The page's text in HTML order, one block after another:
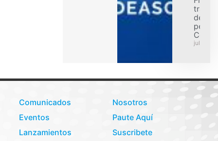
de
julio 31,
Comunicados
Eventos
Lanzamientos
Nosotros
Paute Aquí
Suscribete